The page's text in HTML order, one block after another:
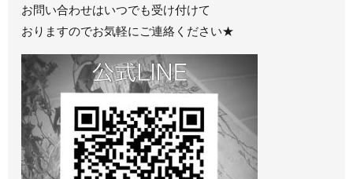
お問い合わせはいつでも受け付けて
おりますのでお気軽にご連絡ください★